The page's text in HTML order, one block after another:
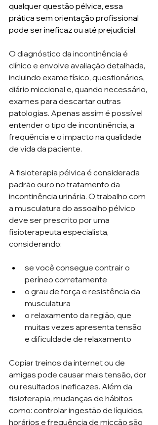
qualquer questão pélvica, essa
prática sem orientação profissional
pode ser ineficaz ou até prejudicial.
O diagnóstico da incontinência é
clínico e envolve avaliação detalhada,
incluindo exame físico, questionários,
diário miccional e, quando necessário,
exames para descartar outras
patologias. Apenas assim é possível
entender o tipo de incontinência, a
frequência e o impacto na qualidade
de vida da paciente.
A fisioterapia pélvica é considerada
padrão ouro no tratamento da
incontinência urinária. O trabalho com
a musculatura do assoalho pélvico
deve ser prescrito por uma
fisioterapeuta especialista,
considerando:
se você consegue contrair o
períneo corretamente
o grau de força e resistência da
musculatura
o relaxamento da região, que
muitas vezes apresenta tensão
e dificuldade de relaxamento
Copiar treinos da internet ou de
amigas pode causar mais tensão, dor
ou resultados ineficazes. Além da
fisioterapia, mudanças de hábitos
como: controlar ingestão de líquidos,
horários e frequência de micção são